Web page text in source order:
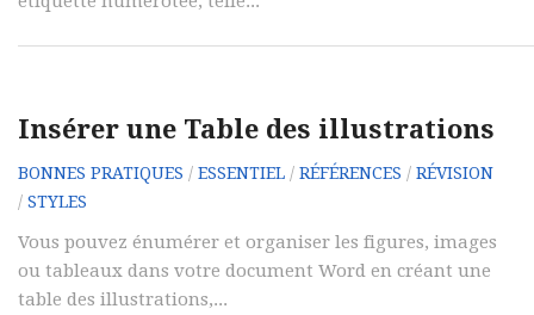
Insérer une Table des illustrations
BONNES PRATIQUES / ESSENTIEL / RÉFÉRENCES / RÉVISION
/ STYLES
Vous pouvez énumérer et organiser les figures, images
ou tableaux dans votre document Word en créant une
table des illustrations,...